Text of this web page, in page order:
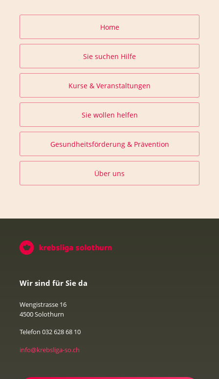
Home
Sie suchen Hilfe
Kurse & Veranstaltungen
Sie wollen helfen
Gesundheitsförderung & Prävention
Über uns
Wir sind für Sie da
Wengistrasse 16
4500 Solothurn
Telefon 032 628 68 10
info@krebsliga-so.ch